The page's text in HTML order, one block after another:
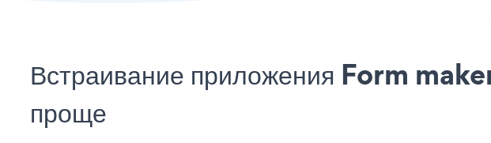
Встраивание приложения Form
проще